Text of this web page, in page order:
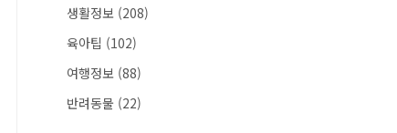
생활정보 (208)
육아팁 (102)
여행정보 (88)
반려동물 (22)